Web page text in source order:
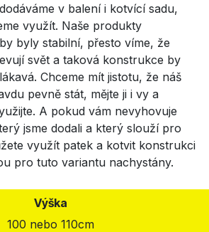
v balení i kotvící sadu,
využít. Naše produkty
byly stabilní, přesto víme, že
svět a taková konstrukce by
Chceme mít jistotu, že náš
pevně stát, mějte ji i vy a
A pokud vám nevyhovuje
jsme dodali a který slouží pro
využít patek a kotvit konstrukci
pro tuto variantu nachystány.
Výška
100 nebo 110cm